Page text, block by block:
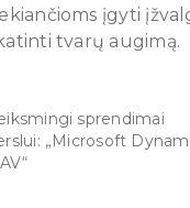
įgyti
tvarų augimą.
sprendimai
„Microsoft